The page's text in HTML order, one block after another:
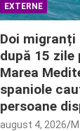
EXTERNE
Doi
după 15 zile
Marea
spaniole
persoane
august 4, 2026